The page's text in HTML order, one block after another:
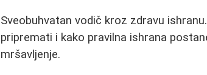
Sveobuhvatan vodič kroz zdravu
pripremati i kako pravilna ishrana
mršavljenje.